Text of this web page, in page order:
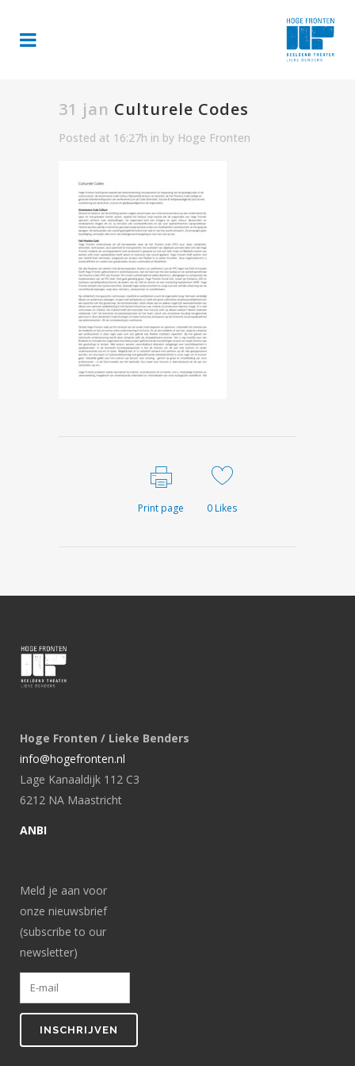
31 jan Culturele Codes
Posted at 16:27h in by Hoge Fronten
Print page 0Likes
Hoge Fronten / Lieke Benders
info@hogefronten.nl
Lage Kanaaldijk 112 C3
6212 NA Maastricht
ANBI
Meld je aan voor
onze nieuwsbrief
(subscribe to our
newsletter)